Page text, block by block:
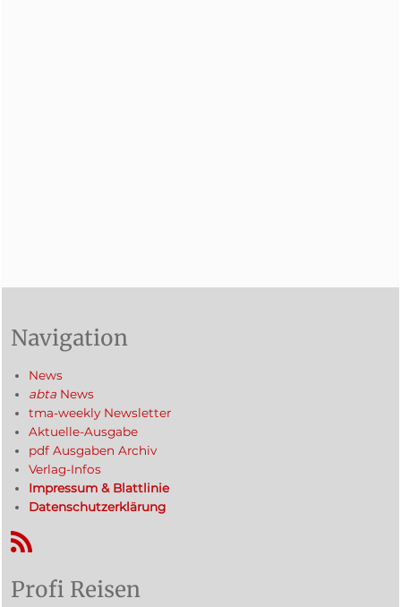
Navigation
News
abta News
tma-weekly Newsletter
Aktuelle-Ausgabe
pdf Ausgaben Archiv
Verlag-Infos
Impressum & Blattlinie
Datenschutzerklärung
RSS-Feed
Profi Reisen